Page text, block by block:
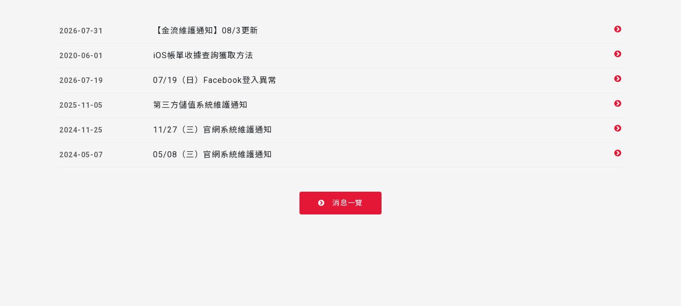
2026-07-31 【金流維護通知】08/3更新
2020-06-01 iOS帳單收據查詢獲取方法
2026-07-19 07/19（日）Facebook登入異常
2025-11-05 第三方儲值系統維護通知
2024-11-25 11/27（三）官網系統維護通知
2024-05-07 05/08（三）官網系統維護通知
消息一覽